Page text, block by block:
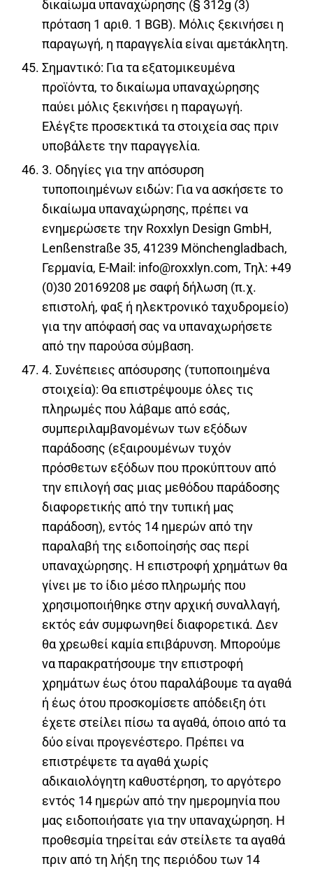
δικαίωμα υπαναχώρησης (§ 312g (3)
πρόταση 1 αριθ. 1 BGB). Μόλις ξεκινήσει η
παραγωγή, η παραγγελία είναι αμετάκλητη.
Σημαντικό: Για τα εξατομικευμένα
προϊόντα, το δικαίωμα υπαναχώρησης
παύει μόλις ξεκινήσει η παραγωγή.
Ελέγξτε προσεκτικά τα στοιχεία σας πριν
υποβάλετε την παραγγελία.
3. Οδηγίες για την απόσυρση
τυποποιημένων ειδών: Για να ασκήσετε το
δικαίωμα υπαναχώρησης, πρέπει να
ενημερώσετε την Roxxlyn Design GmbH,
Lenßenstraße 35, 41239 Mönchengladbach,
Γερμανία, E-Mail: info@roxxlyn.com, Τηλ: +49
(0)30 20169208 με σαφή δήλωση (π.χ.
επιστολή, φαξ ή ηλεκτρονικό ταχυδρομείο)
για την απόφασή σας να υπαναχωρήσετε
από την παρούσα σύμβαση.
4. Συνέπειες απόσυρσης (τυποποιημένα
στοιχεία): Θα επιστρέψουμε όλες τις
πληρωμές που λάβαμε από εσάς,
συμπεριλαμβανομένων των εξόδων
παράδοσης (εξαιρουμένων τυχόν
πρόσθετων εξόδων που προκύπτουν από
την επιλογή σας μιας μεθόδου παράδοσης
διαφορετικής από την τυπική μας
παράδοση), εντός 14 ημερών από την
παραλαβή της ειδοποίησής σας περί
υπαναχώρησης. Η επιστροφή χρημάτων θα
γίνει με το ίδιο μέσο πληρωμής που
χρησιμοποιήθηκε στην αρχική συναλλαγή,
εκτός εάν συμφωνηθεί διαφορετικά. Δεν
θα χρεωθεί καμία επιβάρυνση. Μπορούμε
να παρακρατήσουμε την επιστροφή
χρημάτων έως ότου παραλάβουμε τα αγαθά
ή έως ότου προσκομίσετε απόδειξη ότι
έχετε στείλει πίσω τα αγαθά, όποιο από τα
δύο είναι προγενέστερο. Πρέπει να
επιστρέψετε τα αγαθά χωρίς
αδικαιολόγητη καθυστέρηση, το αργότερο
εντός 14 ημερών από την ημερομηνία που
μας ειδοποιήσατε για την υπαναχώρηση. Η
προθεσμία τηρείται εάν στείλετε τα αγαθά
πριν από τη λήξη της περιόδου των 14